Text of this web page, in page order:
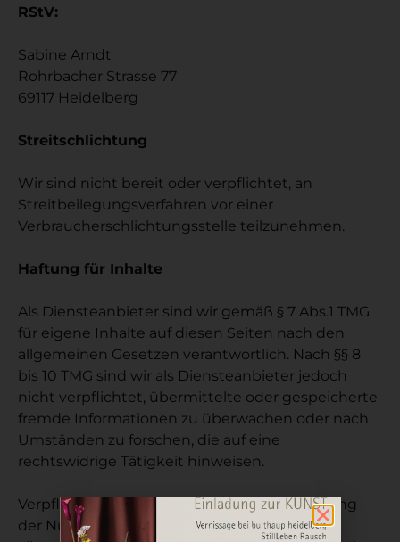
RStV:
Sabine Arndt
Rohrbacher Strasse 77
69117 Heidelberg
Streitschlichtung
Wir sind nicht bereit oder verpflichtet, an
Streitbeilegungsverfahren vor einer
Verbraucherschlichtungsstelle teilzunehmen.
Haftung für Inhalte
Als Diensteanbieter sind wir gemäß § 7 Abs.1 TMG
für eigene Inhalte auf diesen Seiten nach den
allgemeinen Gesetzen verantwortlich. Nach §§ 8
bis 10 TMG sind wir als Diensteanbieter jedoch
nicht verpflichtet, übermittelte oder gespeicherte
fremde Informationen zu überwachen oder nach
Umständen zu forschen, die auf eine
rechtswidrige Tätigkeit hinweisen.
Verpflichtungen zur Entfernung oder Sperrung
der Nutzung von Informationen nach den